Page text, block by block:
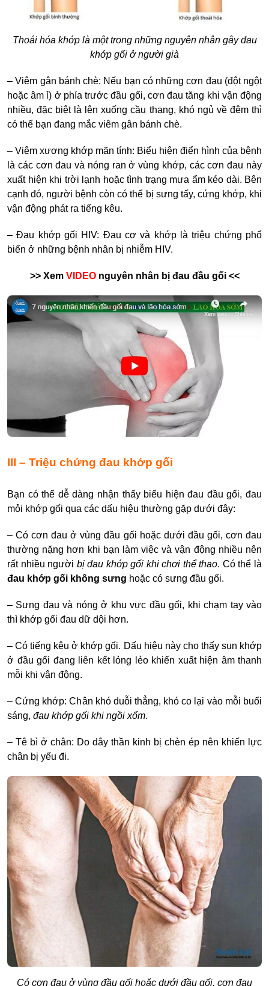
Thoái hóa khớp là một trong những nguyên nhân gây đau
khớp gối ở người già
– Viêm gân bánh chè: Nếu bạn có những cơn đau (đột ngột
hoặc âm ỉ) ở phía trước đầu gối, cơn đau tăng khi vận động
nhiều, đặc biệt là lên xuống cầu thang, khó ngủ về đêm thì
có thể bạn đang mắc viêm gân bánh chè.
– Viêm xương khớp mãn tính: Biểu hiện điển hình của bệnh
là các cơn đau và nóng ran ở vùng khớp, các cơn đau này
xuất hiện khi trời lạnh hoặc tình trạng mưa ẩm kéo dài. Bên
cạnh đó, người bệnh còn có thể bị sưng tấy, cứng khớp, khi
vận động phát ra tiếng kêu.
–Đau khớp gối HIV: Đau cơ và khớp là triệu chứng phổ
biến ở những bệnh nhân bị nhiễm HIV.
>> Xem VIDEOnguyên nhân bị đau đầu gối <<
III – Triệu chứng đau khớp gối
Bạn có thể dễ dàng nhận thấy biểu hiện đau đầu gối, đau
mỏi khớp gối qua các dấu hiệu thường gặp dưới đây:
– Có cơn đau ở vùng đầu gối hoặc dưới đầu gối, cơn đau
thường nặng hơn khi bạn làm việc và vận động nhiều nên
rất nhiều người bị đau khớp gối khi chơi thể thao. Có thể là
đau khớp gối không sưng hoặc có sưng đầu gối.
– Sưng đau và nóng ở khu vực đầu gối, khi chạm tay vào
thì khớp gối đau dữ dội hơn.
– Có tiếng kêu ở khớp gối. Dấu hiệu này cho thấy sụn khớp
ở đầu gối đang liên kết lỏng lẻo khiến xuất hiện âm thanh
mỗi khi vận động.
– Cứng khớp: Chân khó duỗi thẳng, khó co lại vào mỗi buổi
sáng, đau khớp gối khi ngồi xổm.
– Tê bì ở chân: Do dây thần kinh bị chèn ép nên khiến lực
chân bị yếu đi.
Có cơn đau ở vùng đầu gối hoặc dưới đầu gối, cơn đau